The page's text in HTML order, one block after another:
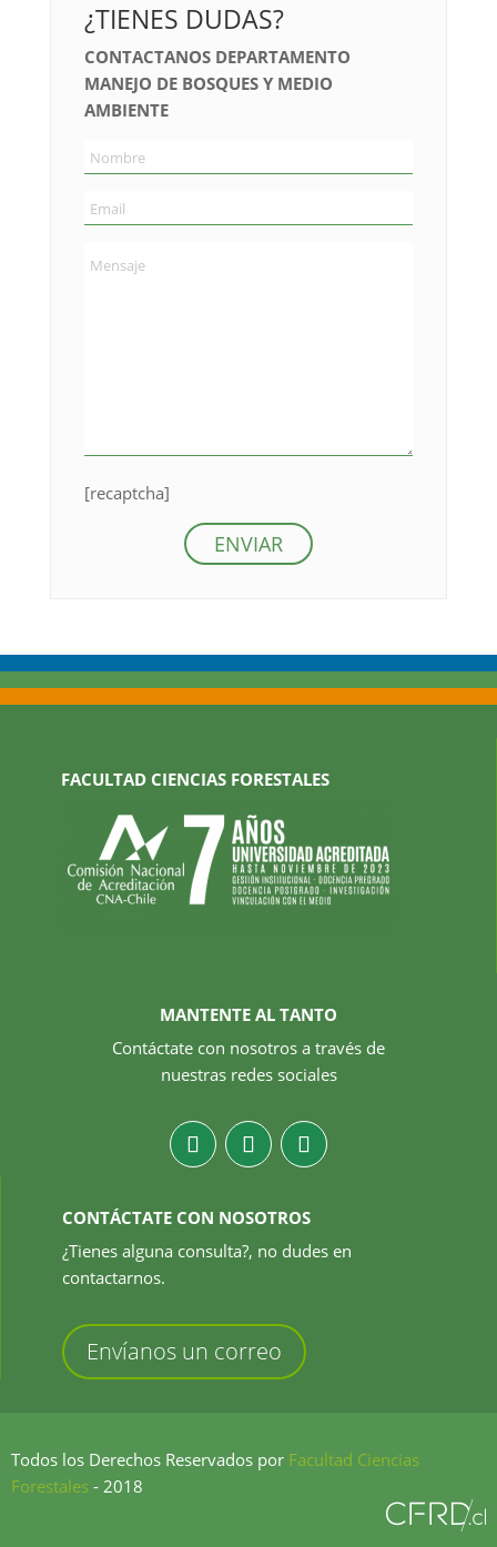
¿TIENES DUDAS?
CONTACTANOS DEPARTAMENTO
MANEJO DE BOSQUES Y MEDIO
AMBIENTE
[recaptcha]
FACULTAD CIENCIAS FORESTALES
MANTENTE AL TANTO
Contáctate con nosotros a través de
nuestras redes sociales
CONTÁCTATE CON NOSOTROS
¿Tienes alguna consulta?, no dudes en
contactarnos.
Envíanos un correo
Todos los Derechos Reservados por Facultad Ciencias
Forestales - 2018